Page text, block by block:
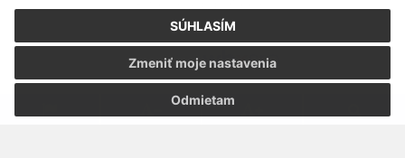
SÚHLASÍM
Odmietam
Zmeniť moje nastavenia
webdesign